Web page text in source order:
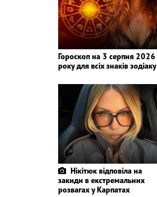
Гороскоп на 3 серпня 2026
року для всіх знаків зодіаку
Нікітюк відповіла на
закиди в екстремальних
розвагах у Карпатах